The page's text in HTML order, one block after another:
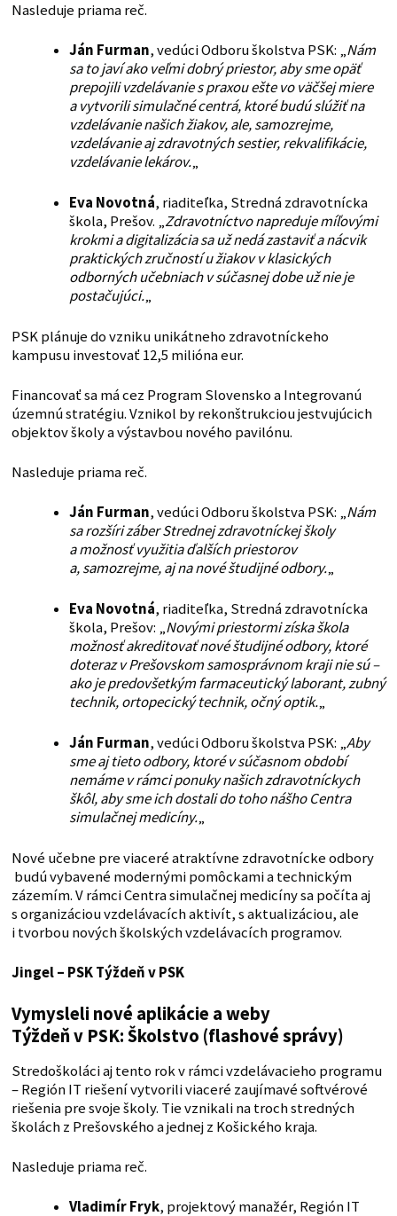
Nasleduje priama reč.
Ján Furman, vedúci Odboru školstva PSK: „Nám
sa to javí ako veľmi dobrý priestor, aby sme opäť
prepojili vzdelávanie s praxou ešte vo väčšej miere
a vytvorili simulačné centrá, ktoré budú slúžiť na
vzdelávanie našich žiakov, ale, samozrejme,
vzdelávanie aj zdravotných sestier, rekvalifikácie,
vzdelávanie lekárov.„
Eva Novotná, riaditeľka, Stredná zdravotnícka
škola, Prešov. „Zdravotníctvo napreduje míľovými
krokmi a digitalizácia sa už nedá zastaviť a nácvik
praktických zručností u žiakov v klasických
odborných učebniach v súčasnej dobe už nie je
postačujúci.„
PSK plánuje do vzniku unikátneho zdravotníckeho
kampusu investovať 12,5 milióna eur.
Financovať sa má cez Program Slovensko a Integrovanú
územnú stratégiu. Vznikol by rekonštrukciou jestvujúcich
objektov školy a výstavbou nového pavilónu.
Nasleduje priama reč.
Ján Furman, vedúci Odboru školstva PSK: „Nám
sa rozšíri záber Strednej zdravotníckej školy
a možnosť využitia ďalších priestorov
a, samozrejme, aj na nové študijné odbory.„
Eva Novotná, riaditeľka, Stredná zdravotnícka
škola, Prešov: „Novými priestormi získa škola
možnosť akreditovať nové študijné odbory, ktoré
doteraz v Prešovskom samosprávnom kraji nie sú –
ako je predovšetkým farmaceutický laborant, zubný
technik, ortopecický technik, očný optik.„
Ján Furman, vedúci Odboru školstva PSK: „Aby
sme aj tieto odbory, ktoré v súčasnom období
nemáme v rámci ponuky našich zdravotníckych
škôl, aby sme ich dostali do toho nášho Centra
simulačnej medicíny.„
Nové učebne pre viaceré atraktívne zdravotnícke odbory
budú vybavené modernými pomôckami a technickým
zázemím. V rámci Centra simulačnej medicíny sa počíta aj
s organizáciou vzdelávacích aktivít, s aktualizáciou, ale
i tvorbou nových školských vzdelávacích programov.
Jingel – PSK Týždeň v PSK
Vymysleli nové aplikácie a weby
Týždeň v PSK: Školstvo (flashové správy)
Stredoškoláci aj tento rok v rámci vzdelávacieho programu
– Región IT riešení vytvorili viaceré zaujímavé softvérové
riešenia pre svoje školy. Tie vznikali na troch stredných
školách z Prešovského a jednej z Košického kraja.
Nasleduje priama reč.
Vladimír Fryk, projektový manažér, Región IT